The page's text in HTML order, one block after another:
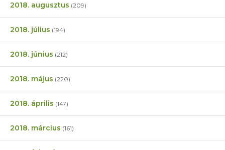
2018. augusztus (209)
2018. július (194)
2018. június (212)
2018. május (220)
2018. április (147)
2018. március (161)